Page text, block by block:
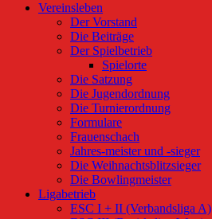
Vereinsleben
Der Vorstand
Die Beiträge
Der Spielbetrieb
Spielorte
Die Satzung
Die Jugendordnung
Die Turnierordnung
Formulare
Frauenschach
Jahres-meister und -sieger
Die Weihnachtsblitzsieger
Die Bowlingmeister
Ligabetrieb
ESC I + II (Verbandsliga A)